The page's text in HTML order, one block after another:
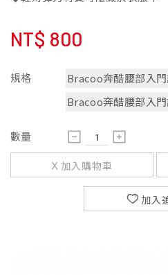
NT$ 800
規格
Bracoo奔酷腰部入
Bracoo奔酷腰部入
數量
加入購物車
加入